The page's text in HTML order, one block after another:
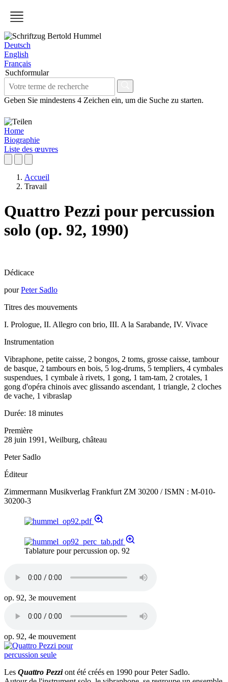
Deutsch
English
Français
Suchformular
Geben Sie mindestens 4 Zeichen ein, um die Suche zu starten.
Home
Biographie
Liste des œuvres
Accueil
Travail
Quattro Pezzi pour percussion
solo (op. 92, 1990)
Dédicace
pourPeter Sadlo
Titres des mouvements
I. Prologue, II. Allegro con brio, III. A la Sarabande, IV. Vivace
Instrumentation
Vibraphone, petite caisse, 2 bongos, 2 toms, grosse caisse, tambour
de basque, 2 tambours en bois, 5 log-drums, 5 templiers, 4 cymbales
suspendues, 1 cymbale à rivets, 1 gong, 1 tam-tam, 2 crotales, 1
gong d'opéra chinois avec glissando ascendant, 1 triangle, 2 cloches
de vache, 1 vibraslap
Durée: 18 minutes
Première
28 juin 1991, Weilburg, château
Peter Sadlo
Éditeur
Zimmermann Musikverlag Frankfurt ZM 30200 / ISMN : M-010-
30200-3
Tablature pour percussion op. 92
op. 92, 3e mouvement
op. 92, 4e mouvement
Les Quattro Pezziont été créés en 1990 pour Peter Sadlo.